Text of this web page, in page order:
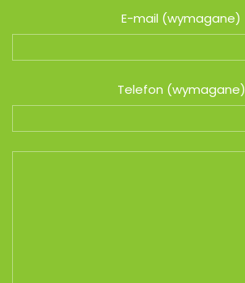
E-mail (wymagane)
Telefon (wymagane)